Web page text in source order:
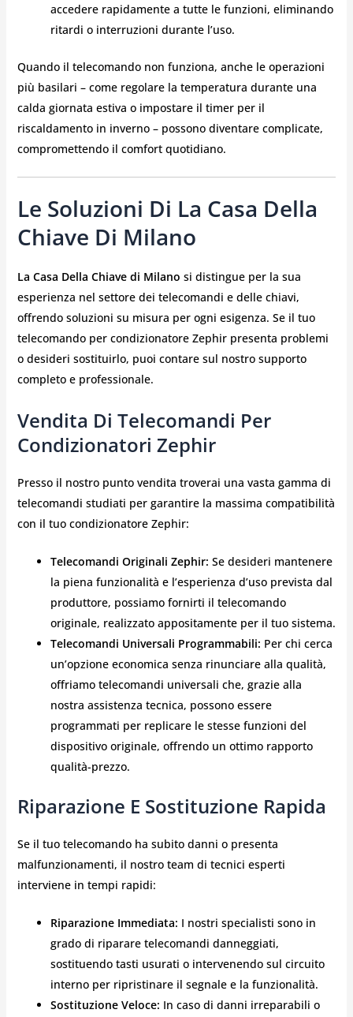
accedere rapidamente a tutte le funzioni, eliminando
ritardi o interruzioni durante l’uso.
Quando il telecomando non funziona, anche le operazioni
più basilari – come regolare la temperatura durante una
calda giornata estiva o impostare il timer per il
riscaldamento in inverno – possono diventare complicate,
compromettendo il comfort quotidiano.
Le Soluzioni Di La Casa Della
Chiave Di Milano
La Casa Della Chiave di Milano si distingue per la sua
esperienza nel settore dei telecomandi e delle chiavi,
offrendo soluzioni su misura per ogni esigenza. Se il tuo
telecomando per condizionatore Zephir presenta problemi
o desideri sostituirlo, puoi contare sul nostro supporto
completo e professionale.
Vendita Di Telecomandi Per
Condizionatori Zephir
Presso il nostro punto vendita troverai una vasta gamma di
telecomandi studiati per garantire la massima compatibilità
con il tuo condizionatore Zephir:
Telecomandi Originali Zephir: Se desideri mantenere
la piena funzionalità e l’esperienza d’uso prevista dal
produttore, possiamo fornirti il telecomando
originale, realizzato appositamente per il tuo sistema.
Telecomandi Universali Programmabili: Per chi cerca
un’opzione economica senza rinunciare alla qualità,
offriamo telecomandi universali che, grazie alla
nostra assistenza tecnica, possono essere
programmati per replicare le stesse funzioni del
dispositivo originale, offrendo un ottimo rapporto
qualità-prezzo.
Riparazione E Sostituzione Rapida
Se il tuo telecomando ha subito danni o presenta
malfunzionamenti, il nostro team di tecnici esperti
interviene in tempi rapidi:
Riparazione Immediata: I nostri specialisti sono in
grado di riparare telecomandi danneggiati,
sostituendo tasti usurati o intervenendo sul circuito
interno per ripristinare il segnale e la funzionalità.
Sostituzione Veloce: In caso di danni irreparabili o